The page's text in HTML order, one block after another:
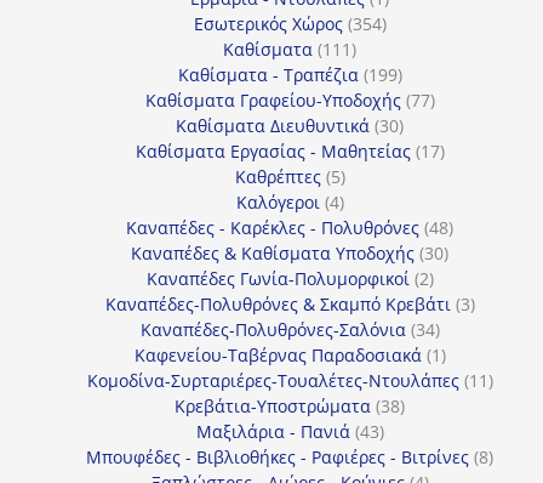
προϊόν
Εσωτερικός Χώρος 354354
Καθίσματα 111111
προϊόντα
Καθίσματα - Τραπέζια 199199
προϊόντα
Καθίσματα Γραφείου-Υποδοχής 7777
Καθίσματα Διευθυντικά 3030
προϊόντα
Καθίσματα Εργασίας - Μαθητείας 1717
Καθρέπτες 55
προϊόντα
Καλόγεροι 44
προϊόντα
Καναπέδες - Καρέκλες - Πολυθρόνες 4848
προϊόντα
Καναπέδες & Καθίσματα Υποδοχής 3030
Καναπέδες Γωνία-Πολυμορφικοί 22
προϊόντα
Καναπέδες-Πολυθρόνες & Σκαμπό Κρεβάτι 33
Καναπέδες-Πολυθρόνες-Σαλόνια 3434
προϊόντα
Καφενείου-Ταβέρνας Παραδοσιακά 11
προϊόν
Κομοδίνα-Συρταριέρες-Τουαλέτες-Ντουλάπες 1111
Κρεβάτια-Υποστρώματα 3838
Μαξιλάρια - Πανιά 4343
προϊόντα
Μπουφέδες - Βιβλιοθήκες - Ραφιέρες - Βιτρίνες 88